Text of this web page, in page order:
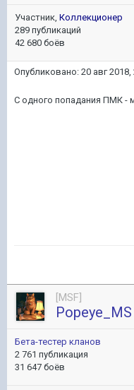
Участник, Коллекционер
289 публикаций
42 680 боёв
Опубликовано: 20 авг 2018,
С одного попадания ПМК -
[MSF]
Popeye_MS
Бета-тестер кланов
2 761 публикация
31 647 боёв